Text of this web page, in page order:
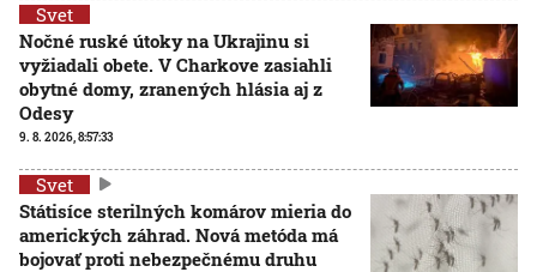
Svet
Nočné ruské útoky na Ukrajinu si
vyžiadali obete. V Charkove zasiahli
obytné domy, zranených hlásia aj z
Odesy
9. 8. 2026, 8:57:33
Svet
Státisíce sterilných komárov mieria do
amerických záhrad. Nová metóda má
bojovať proti nebezpečnému druhu